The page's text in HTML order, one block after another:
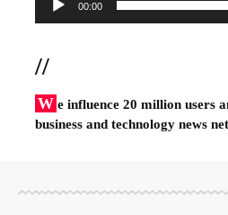
00:00
//
W e influence 20 million users
business and technology news